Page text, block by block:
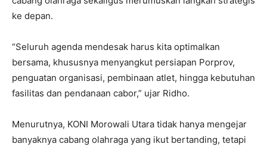
ke depan.
“Seluruh agenda mendesak harus kita optimalkan
bersama, khususnya menyangkut persiapan Porprov,
penguatan organisasi, pembinaan atlet, hingga kebutuhan
fasilitas dan pendanaan cabor,” ujar Ridho.
Menurutnya, KONI Morowali Utara tidak hanya mengejar
banyaknya cabang olahraga yang ikut bertanding, tetapi